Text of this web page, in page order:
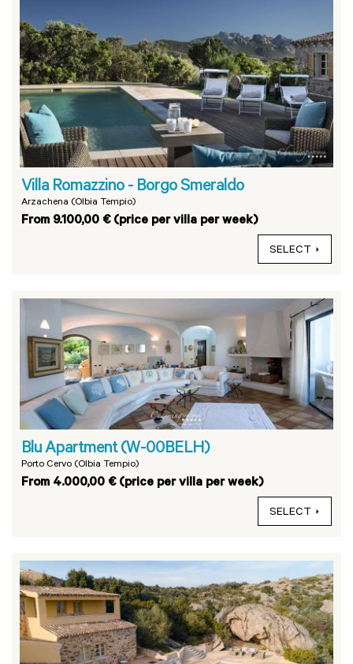
Villa Romazzino - Borgo Smeraldo
Arzachena (Olbia Tempio)
From 9.100,00 € (price per villa per week)
SELECT
Blu Apartment (W-00BELH)
Porto Cervo (Olbia Tempio)
From 4.000,00 € (price per villa per week)
SELECT